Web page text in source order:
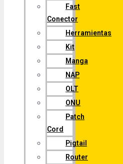
Fast
Conector
Herramientas
Kit
Manga
NAP
OLT
ONU
Patch
Cord
Pigtail
Router